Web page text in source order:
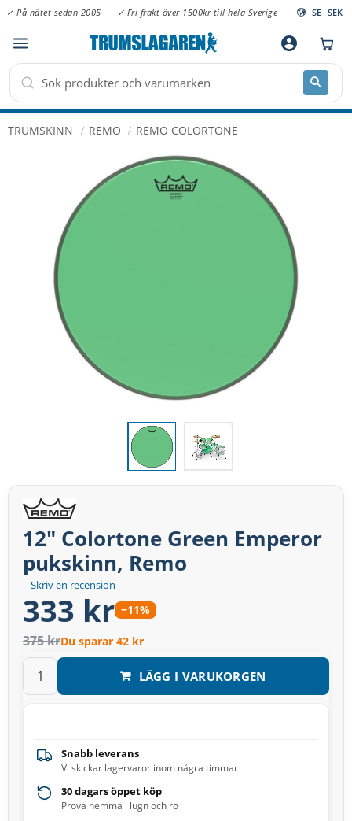
Meny
✓ På nätet sedan 2005 ✓ Fri frakt över 1500kr till hela Sverige SE SEK
account_circle
TRUMSKINN REMO REMO COLORTONE
Skriv en recension
12" Colortone Green Emperor
pukskinn, Remo
333 kr −11%
375 krDu sparar 42 kr
LÄGG I VARUKORGEN
Snabb leverans
Vi skickar lagervaror inom några timmar
30 dagars öppet köp
Prova hemma i lugn och ro